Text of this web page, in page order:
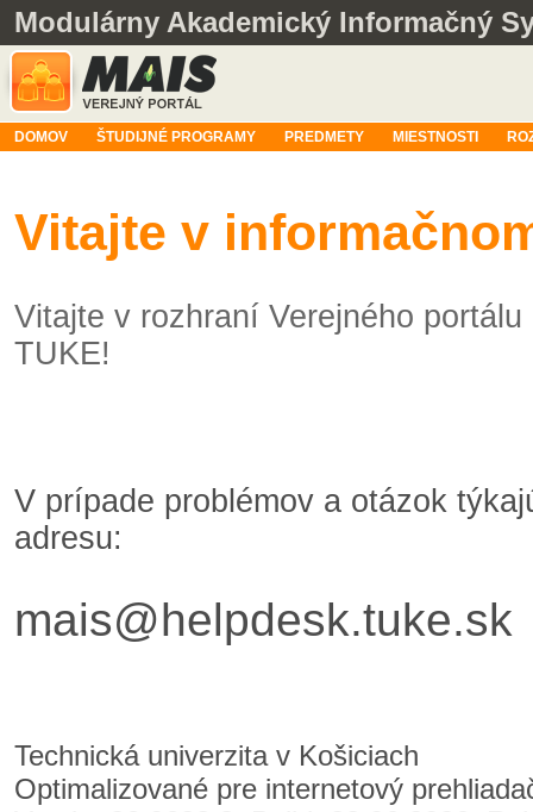
Modulárny Akademický Informačný
DOMOV ŠTUDIJNÉ PROGRAMY PREDMETY MIESTNOSTI
Vitajte v
Vitajte v rozhraní Verejného
TUKE!
V prípade problémov a otázok
adresu:
mais@helpdesk.tuke.sk
Technická univerzita v Košiciach
Optimalizované pre internetový